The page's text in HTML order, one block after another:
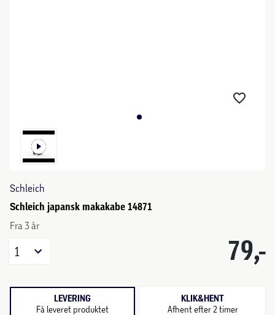
Schleich
Schleich japansk makakabe 14871
Fra 3 år
79,-
1
LEVERING
Få leveret produktet
KLIK&HENT
Afhent efter 2 timer